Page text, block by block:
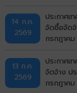
14 ก.ค.
2569
ประกาศเ
จัดซื้อจัด
กรกฎาค
13 ก.ค.
2569
ประกาศเ
จัดจ้าง ป
กรกฎาค